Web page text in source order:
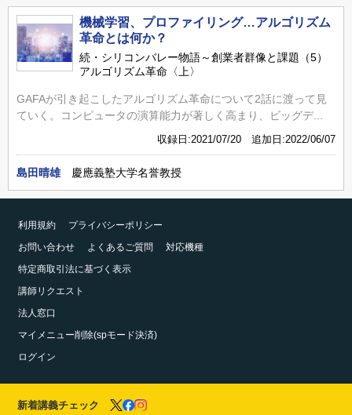
機械学習、プロファイリング…アルゴリズム
革命とは何か？
続・シリコンバレー物語～創業者群像と課題（5）
アルゴリズム革命〈上〉
GAFAが引き起こしたアルゴリズム革命について2話に渡って見
ていく。コンピュータの演算能力が著しく高まり、ビッグデ...
収録日:2021/07/20 追加日:2022/06/07
島田晴雄 慶應義塾大学名誉教授
利用規約
プライバシーポリシー
お問い合わせ
よくあるご質問
対応機種
特定商取引法に基づく表示
講師リクエスト
法人窓口
マイメニュー削除(spモード決済)
ログイン
新着講義チェック